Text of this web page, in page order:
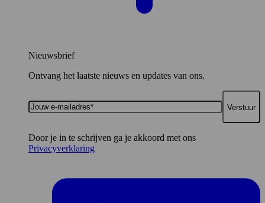
Nieuwsbrief
Ontvang het laatste nieuws en updates van ons.
Jouw
e-
Door je in te schrijven ga je akkoord met ons
Privacyverklaring